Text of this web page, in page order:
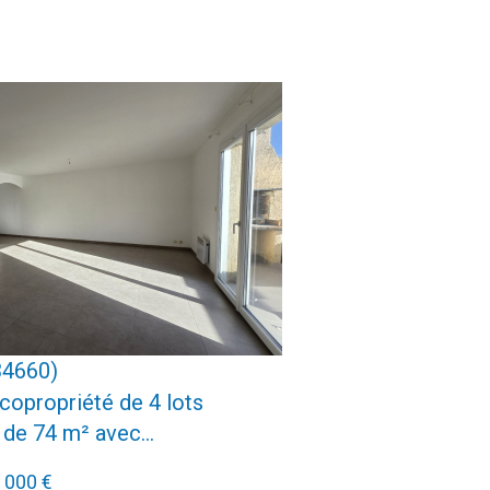
voir le bien
de 4 lots
74 m² avec...
€